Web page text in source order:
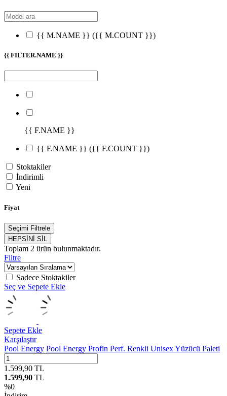
{{ M.NAME }} ({{ M.COUNT }})
{{ FILTER.NAME }}
{{ F.NAME }}
{{ F.NAME }} ({{ F.COUNT }})
Stoktakiler
İndirimli
Yeni
Fiyat
Seçimi Filtrele
HEPSİNİ SİL
Toplam 2 ürün bulunmaktadır.
Filtre
Sadece Stoktakiler
Seç ve Sepete Ekle
Sepete Ekle
Karşılaştır
Pool Energy Pool Energy Profin Perf. Renkli Unisex Yüzücü Paleti
1.599,90 TL
1.599,90 TL
%0